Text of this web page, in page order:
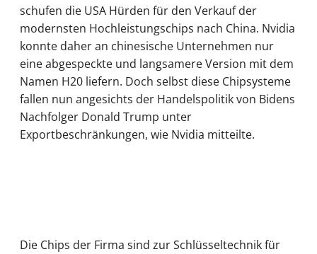
schufen die USA Hürden für den Verkauf der
modernsten Hochleistungschips nach China. Nvidia
konnte daher an chinesische Unternehmen nur
eine abgespeckte und langsamere Version mit dem
Namen H20 liefern. Doch selbst diese Chipsysteme
fallen nun angesichts der Handelspolitik von Bidens
Nachfolger Donald Trump unter
Exportbeschränkungen, wie Nvidia mitteilte.
Die Chips der Firma sind zur Schlüsseltechnik für